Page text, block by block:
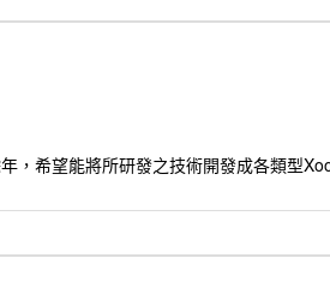
，希望能將所研發之技術開發成各類型